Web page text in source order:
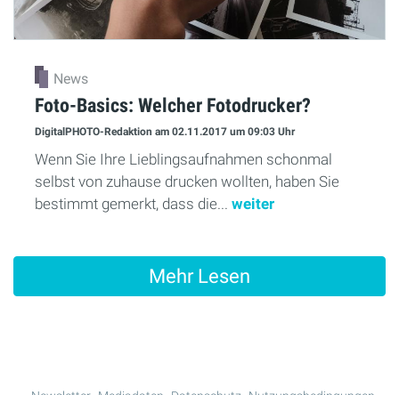
News
Foto-Basics: Welcher Fotodrucker?
DigitalPHOTO-Redaktion am 02.11.2017 um 09:03 Uhr
Wenn Sie Ihre Lieblingsaufnahmen schonmal
selbst von zuhause drucken wollten, haben Sie
bestimmt gemerkt, dass die... weiter
Mehr Lesen